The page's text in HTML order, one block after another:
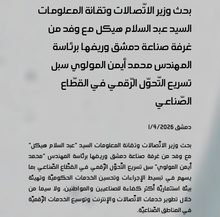
بحث وزير الاتّصالات وتقانة المعلومات
السيد عبد السلام هيكل مع وفد من
غرفة صناعة دمشق وريفها برئاسة
المهندس محمد أيمن المولوي سبل
تسريع التّحوّل الرّقمي في القطّاع
الصّناعي
دمشق 1/4/2026
بحث وزير الاتّصالات وتقانة المعلومات السيد "عبد السلام هيكل"
مع وفد من غرفة صناعة دمشق وريفها برئاسة المهندس "محمد
أيمن المولوي" سبل تسريع التّحوّل الرّقمي في القطّاع الصّناعي بما
يسهم في تبسيط الإجراءات وتحسين الخدمات الحكوميّة وتهيئة
بيئة استثماريّة أكثر كفاءة للصناعيين والمواطنين، ولا سيما من
خلال تطوير خدمات الاتّصالات والإنترنت وتوسيع الخدمات الرّقميّة
في المناطق الصّناعيّة.